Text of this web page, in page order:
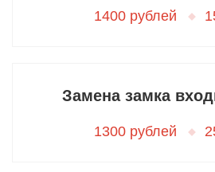
1400 рублей
Замена замка
1300 рублей